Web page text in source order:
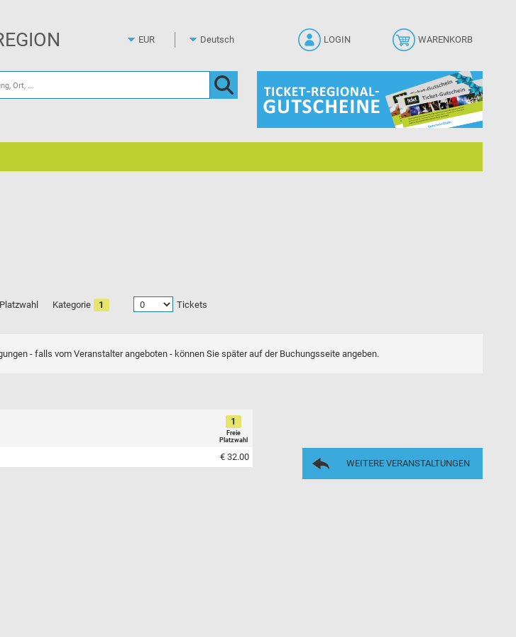
Kategorie 1 Tickets
- falls vom Veranstalter angeboten - können Sie später auf der Buchungsseite angeben.
1
Freie
Platzwahl
€ 32.00
WEITERE VERANSTALTUNGEN
WARENKORB
LOGIN